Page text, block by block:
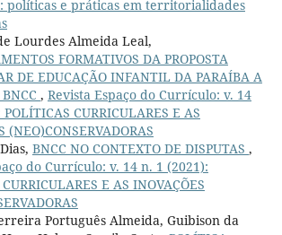
políticas e práticas em territorialidades
Lourdes Almeida Leal,
FORMATIVOS DA PROPOSTA
DE EDUCAÇÃO INFANTIL DA PARAÍBA A
, Revista Espaço do Currículo: v. 14
CURRICULARES E AS
(NEO)CONSERVADORAS
BNCC NO CONTEXTO DE DISPUTAS ,
do Currículo: v. 14 n. 1 (2021):
E AS INOVAÇÕES
Português Almeida, Guibison da